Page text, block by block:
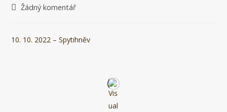
Komentáře
Žádný komentář
10. 10. 2022 – Spytihněv